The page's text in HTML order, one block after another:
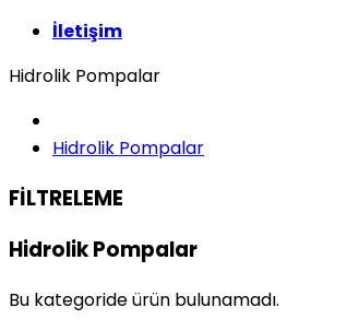
İletişim
Hidrolik Pompalar
Hidrolik Pompalar
FİLTRELEME
Hidrolik Pompalar
Bu kategoride ürün bulunamadı.